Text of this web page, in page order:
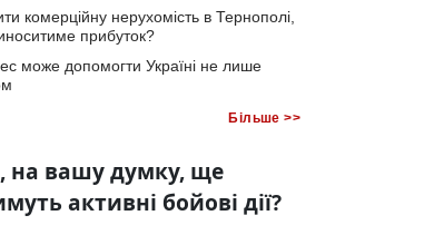
комерційну нерухомість в Тернополі,
прибуток?
може допомогти Україні не лише
Більше >>
на вашу думку, ще
активні бойові дії?